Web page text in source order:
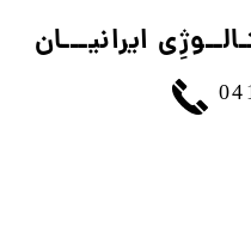
ایرانیـــان